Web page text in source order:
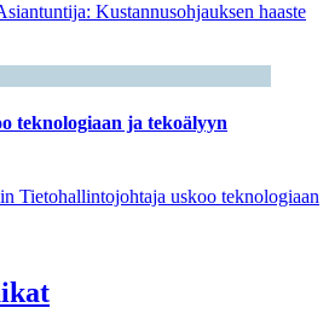
Kustannusohjauksen haaste
teknologiaan ja tekoälyyn
Tietohallintojohtaja uskoo teknologiaan